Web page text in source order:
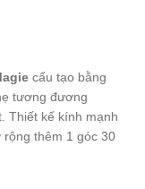
cấu tạo bằng
tương đương
Thiết kế kính mạnh
thêm 1 góc 30